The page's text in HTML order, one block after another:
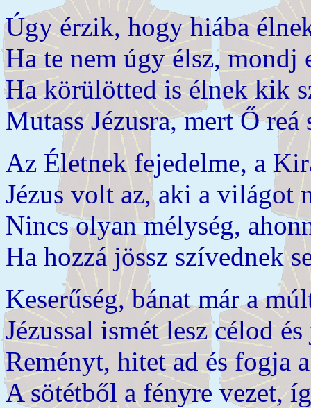
Úgy érzik, hogy hiába
Ha te nem úgy élsz, mondj
Ha körülötted is élnek kik
Mutass Jézusra, mert Ő
Az Életnek fejedelme, a
Jézus volt az, aki a világot
Nincs olyan mélység,
Ha hozzá jössz szívednek
Keserűség, bánat már a
Jézussal ismét lesz célod
Reményt, hitet ad és fogja
A sötétből a fényre vezet,